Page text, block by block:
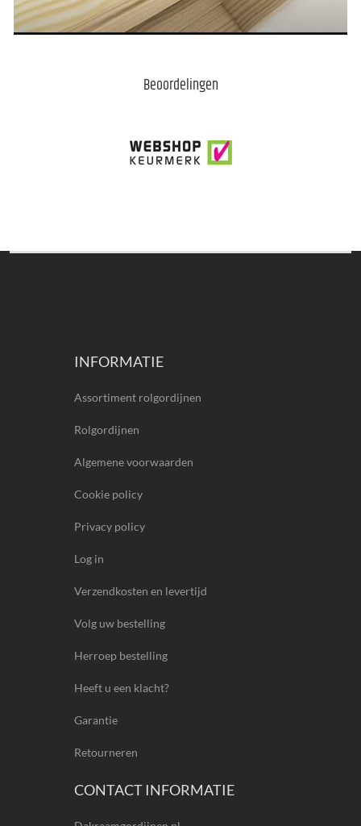
Beoordelingen
INFORMATIE
Assortiment rolgordijnen
Rolgordijnen
Algemene voorwaarden
Cookie policy
Privacy policy
Log in
Verzendkosten en levertijd
Volg uw bestelling
Herroep bestelling
Heeft u een klacht?
Garantie
Retourneren
CONTACT INFORMATIE